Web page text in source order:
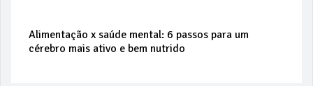
Alimentação x saúde mental: 6 passos para um
cérebro mais ativo e bem nutrido